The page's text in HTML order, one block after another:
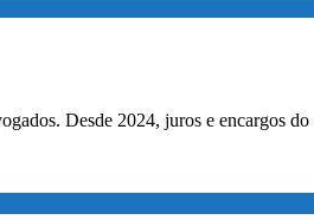
Desde 2024, juros e encargos do